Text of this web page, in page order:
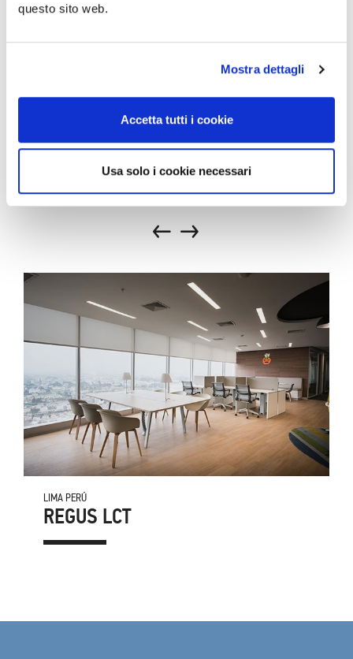
questo sito web.
Mostra dettagli
Accetta tutti i cookie
Usa solo i cookie necessari
PROGETTI CORRELATI
LIMA PERÚ
REGUS LCT